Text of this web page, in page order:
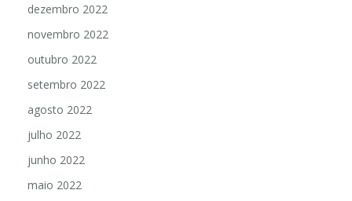
dezembro 2022
novembro 2022
outubro 2022
setembro 2022
agosto 2022
julho 2022
junho 2022
maio 2022